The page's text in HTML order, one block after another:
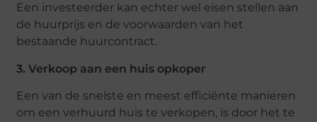
Een investeerder kan echter wel eisen stellen aan
de huurprijs en de voorwaarden van het
bestaande huurcontract.
3. Verkoop aan een huis opkoper
Een van de snelste en meest efficiënte manieren
om een verhuurd huis te verkopen, is door het te